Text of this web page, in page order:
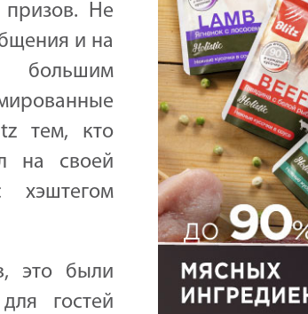
Не
и на
тем, кто
на своей
это были
гостей